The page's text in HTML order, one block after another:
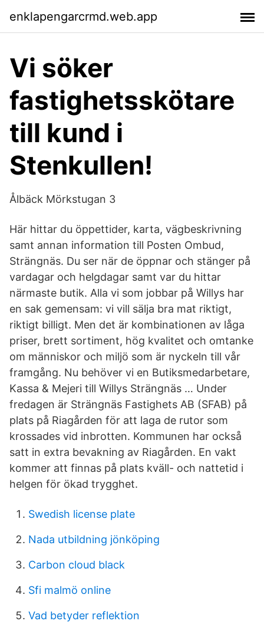
enklapengarcrmd.web.app
Vi söker
fastighetsskötare
till kund i
Stenkullen!
Ålbäck Mörkstugan 3
Här hittar du öppettider, karta, vägbeskrivning
samt annan information till Posten Ombud,
Strängnäs. Du ser när de öppnar och stänger på
vardagar och helgdagar samt var du hittar
närmaste butik. Alla vi som jobbar på Willys har
en sak gemensam: vi vill sälja bra mat riktigt,
riktigt billigt. Men det är kombinationen av låga
priser, brett sortiment, hög kvalitet och omtanke
om människor och miljö som är nyckeln till vår
framgång. Nu behöver vi en Butiksmedarbetare,
Kassa & Mejeri till Willys Strängnäs … Under
fredagen är Strängnäs Fastighets AB (SFAB) på
plats på Riagården för att laga de rutor som
krossades vid inbrotten. Kommunen har också
satt in extra bevakning av Riagården. En vakt
kommer att finnas på plats kväll- och nattetid i
helgen för ökad trygghet.
Swedish license plate
Nada utbildning jönköping
Carbon cloud black
Sfi malmö online
Vad betyder reflektion